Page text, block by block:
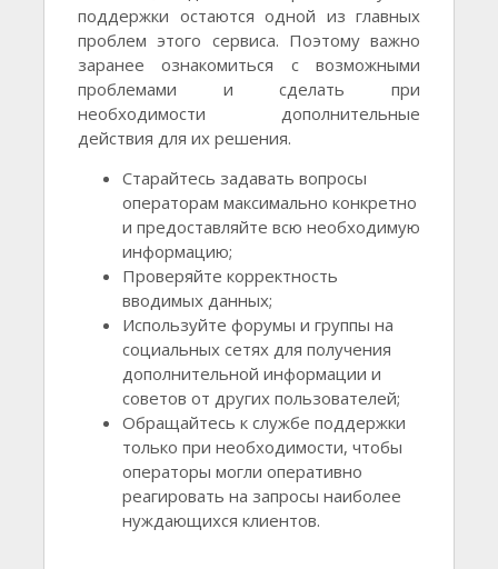
поддержки остаются одной из главных
проблем этого сервиса. Поэтому важно
заранее ознакомиться с возможными
проблемами и сделать при
необходимости дополнительные
действия для их решения.
Старайтесь задавать вопросы
операторам максимально конкретно
и предоставляйте всю необходимую
информацию;
Проверяйте корректность
вводимых данных;
Используйте форумы и группы на
социальных сетях для получения
дополнительной информации и
советов от других пользователей;
Обращайтесь к службе поддержки
только при необходимости, чтобы
операторы могли оперативно
реагировать на запросы наиболее
нуждающихся клиентов.